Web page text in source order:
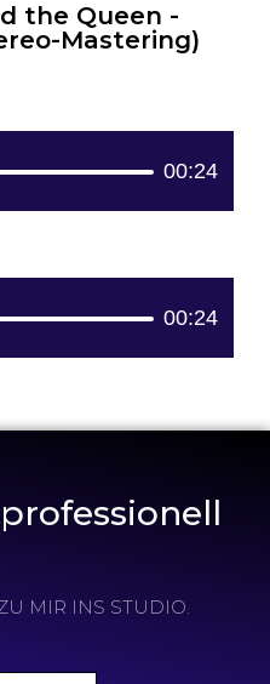
the Queen -
Mastering)
Audio
00:24
Audio
00:24
MIR INS STUDIO.